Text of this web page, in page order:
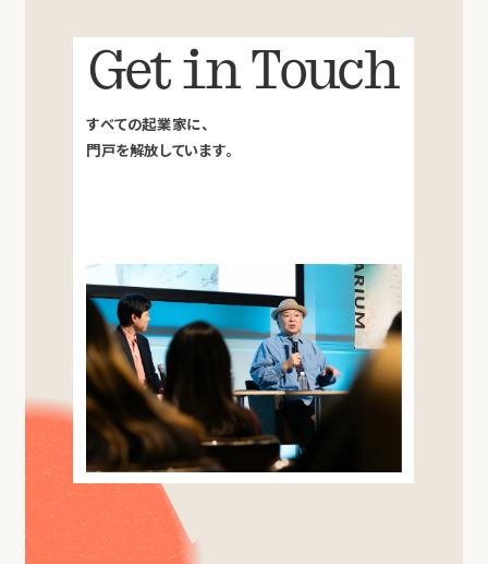
Get in Touch
すべての起業家に、
門戸を解放しています。